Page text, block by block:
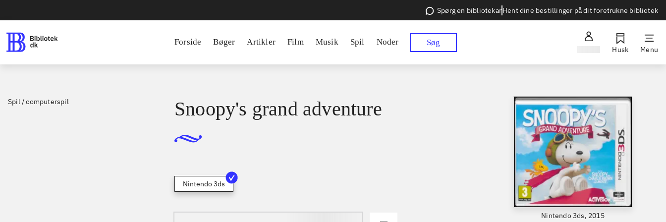
Spørg en bibliotekarHent dine bestillinger på dit foretrukne bibliotek
Forside Bøger Artikler Film Musik Spil Noder Søg
Husk Menu
Spil / computerspil
Nintendo 3ds, 2015
Snoopy's grand adventure
Nintendo 3ds